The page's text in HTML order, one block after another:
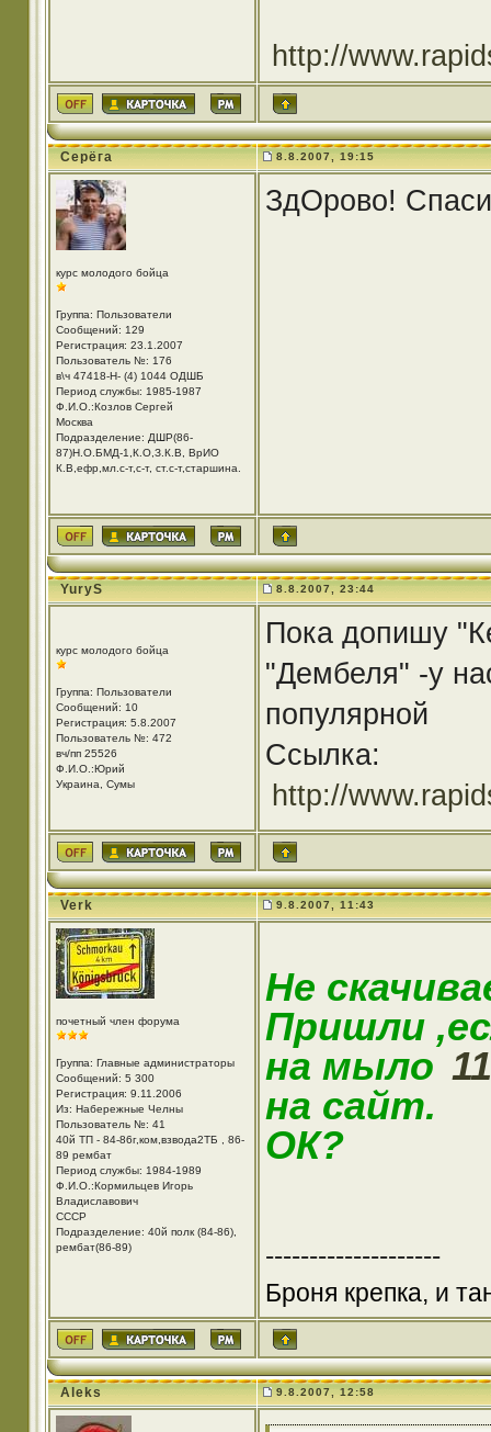
http://
Серёга 8.8.2007, 19:15
курс молодого бойца
Группа: Пользователи
Сообщений: 129
Регистрация: 23.1.2007
Пользователь №: 176
в\ч 47418-Н- (4) 1044 ОДШБ
Период службы: 1985-1987
Ф.И.О.:Козлов Сергей
Москва
Подразделение: ДШР(86-
87)Н.О.БМД-1,К.О,З.К.В, ВрИО
К.В,ефр,мл.с-т,с-т, ст.с-т,старшина.
ЗдОрово!
YuryS 8.8.2007, 23:44
курс молодого бойца
Группа: Пользователи
Сообщений: 10
Регистрация: 5.8.2007
Пользователь №: 472
вч/пп 25526
Ф.И.О.:Юрий
Украина, Сумы
Пока допишу
"Дембеля" -у
популярной
Ссылка:
http://
Verk 9.8.2007, 11:43
почетный член форума
Группа: Главные администраторы
Сообщений: 5 300
Регистрация: 9.11.2006
Из: Набережные Челны
Пользователь №: 41
40й ТП - 84-86г,ком,взвода2ТБ , 86-
89 рембат
Период службы: 1984-1989
Ф.И.О.:Кормильцев Игорь
Владиславович
СССР
Подразделение: 40й полк (84-86),
рембат(86-89)
Не
Пришли
на мыло
на сайт.
ОК?
--------------------
Броня крепка, и
Aleks 9.8.2007, 12:58